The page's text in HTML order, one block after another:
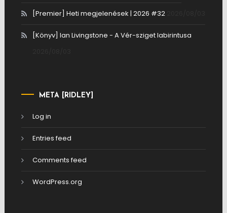
[Premier] Heti megjelenések | 2026 #32
[Könyv] Ian Livingstone - A Vér-sziget labirintusa
META [RIDLEY]
Log in
Entries feed
Comments feed
WordPress.org